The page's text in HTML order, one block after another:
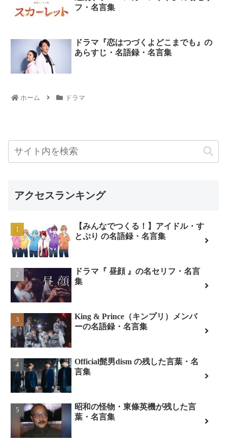
フ・名言集
ドラマ『恋はつづくよどこまでも』の
あらすじ・名語録・名言集
ホーム ドラマ
アクセスランキング
【みんなでつくる！】アイドル・す
とぷり の名語録・名言集
ドラマ『 昼顔 』の名セリフ・名言
集
King & Prince（キンプリ）メンバ
ーの名語録・名言集
Official髭男dism の残した言葉・名
言集
昭和の怪物・東條英機が残した言
葉・名言集